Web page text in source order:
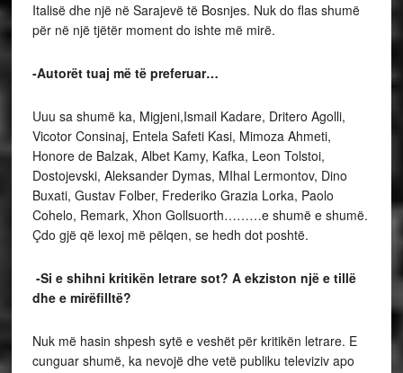
Italisë dhe një në Sarajevë të Bosnjes. Nuk do flas shumë
për në një tjëtër moment do ishte më mirë.
-Autorët tuaj më të preferuar…
Uuu sa shumë ka, Migjeni,Ismail Kadare, Dritero Agolli,
Vicotor Consinaj, Entela Safeti Kasi, Mimoza Ahmeti,
Honore de Balzak, Albet Kamy, Kafka, Leon Tolstoi,
Dostojevski, Aleksander Dymas, MIhal Lermontov, Dino
Buxati, Gustav Folber, Frederiko Grazia Lorka, Paolo
Cohelo, Remark, Xhon Gollsuorth………e shumë e shumë.
Çdo gjë që lexoj më pëlqen, se hedh dot poshtë.
-Si e shihni kritikën letrare sot? A ekziston një e tillë
dhe e mirëfilltë?
Nuk më hasin shpesh sytë e veshët për kritikën letrare. E
cunguar shumë, ka nevojë dhe vetë publiku televiziv apo